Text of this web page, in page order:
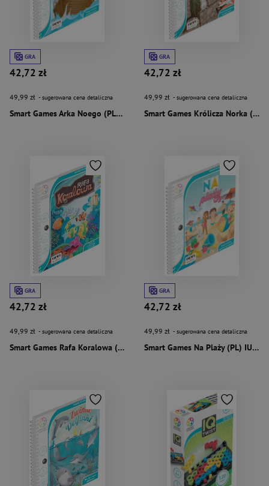
GRA
42,72 zł
49,99 zł - sugerowana cena detaliczna
Smart Games Arka Noego (PL) IUVI Games
GRA
42,72 zł
49,99 zł - sugerowana cena detaliczna
Smart Games Królicza Norka (PL) IUVI Games
GRA
42,72 zł
49,99 zł - sugerowana cena detaliczna
Smart Games Rafa Koralowa (PL) IUVI Games
GRA
42,72 zł
49,99 zł - sugerowana cena detaliczna
Smart Games Na Plaży (PL) IUVI Games